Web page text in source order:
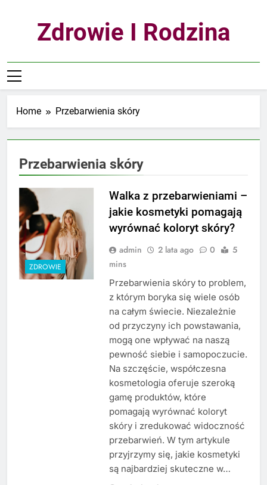
Zdrowie I Rodzina
Home Przebarwienia skóry
Przebarwienia skóry
ZDROWIE
Walka z przebarwieniami –
jakie kosmetyki pomagają
wyrównać koloryt skóry?
admin 2 lata ago 0
5
mins
Przebarwienia skóry to problem,
z którym boryka się wiele osób
na całym świecie. Niezależnie
od przyczyny ich powstawania,
mogą one wpływać na naszą
pewność siebie i samopoczucie.
Na szczęście, współczesna
kosmetologia oferuje szeroką
gamę produktów, które
pomagają wyrównać koloryt
skóry i zredukować widoczność
przebarwień. W tym artykule
przyjrzymy się, jakie kosmetyki
są najbardziej skuteczne w…